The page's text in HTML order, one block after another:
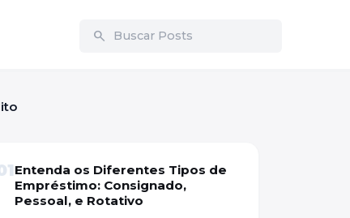
search
Entenda os Diferentes Tipos de
Empréstimo: Consignado,
Pessoal, e Rotativo